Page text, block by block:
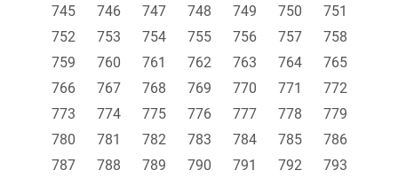
745
746 747 748 749 750
751
752
753 754 755 756 757
758
759
760 761 762 763 764
765
766
767 768 769 770 771
772
773
774 775 776 777 778
779
780
781 782 783 784 785
786
787
788 789 790 791 792
793